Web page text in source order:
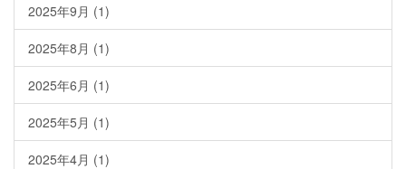
2025年9月 (1)
2025年8月 (1)
2025年6月 (1)
2025年5月 (1)
2025年4月 (1)